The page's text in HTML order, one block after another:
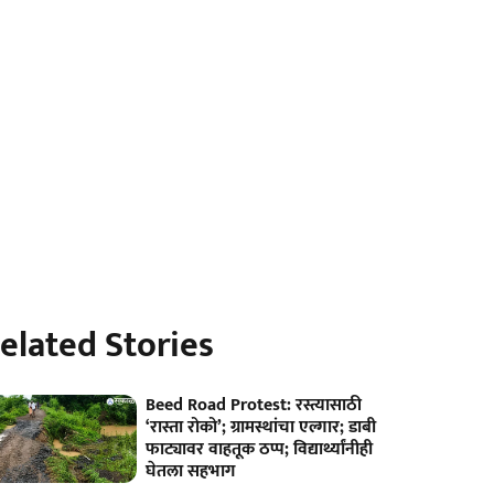
Stories
Beed Road Protest: रस्त्यासाठी
‘रास्ता रोको’; ग्रामस्थांचा एल्गार; डाबी
फाट्यावर वाहतूक ठप्प; विद्यार्थ्यांनीही
घेतला सहभाग